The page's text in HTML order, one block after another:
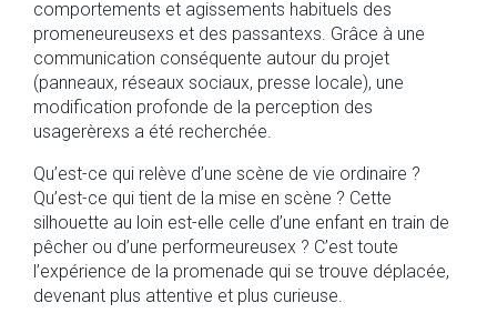
comportements et agissements habituels des
promeneureusexs et des passantexs. Grâce à une
communication conséquente autour du projet
(panneaux, réseaux sociaux, presse locale), une
modification profonde de la perception des
usagerèrexs a été recherchée.
Qu’est-ce qui relève d’une scène de vie ordinaire ?
Qu’est-ce qui tient de la mise en scène ? Cette
silhouette au loin est-elle celle d’une enfant en train de
pêcher ou d’une performeureusex ? C’est toute
l’expérience de la promenade qui se trouve déplacée,
devenant plus attentive et plus curieuse.